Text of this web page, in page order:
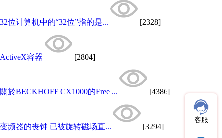
32位计算机中的“32位”指的是... [2328]
ActiveX容器 [2804]
關於BECKHOFF CX1000的Free ... [4386]
变频器的丧钟 已被旋转磁场直... [3294]
客服